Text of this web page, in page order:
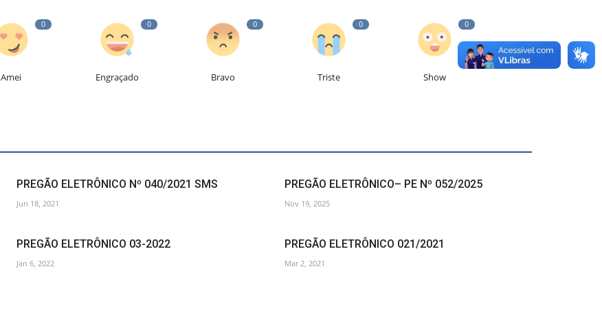
0
Amei
0
Engraçado
0
Bravo
0
Triste
0
Show
PREGÃO ELETRÔNICO Nº 040/2021 SMS
Jun 18, 2021
PREGÃO ELETRÔNICO– PE Nº 052/2025
Nov 19, 2025
PREGÃO ELETRÔNICO 03-2022
Jan 6, 2022
PREGÃO ELETRÔNICO 021/2021
Mar 2, 2021